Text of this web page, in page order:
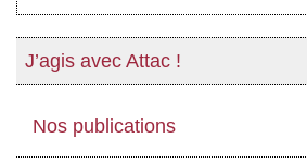
J’agis avec Attac !
Nos publications